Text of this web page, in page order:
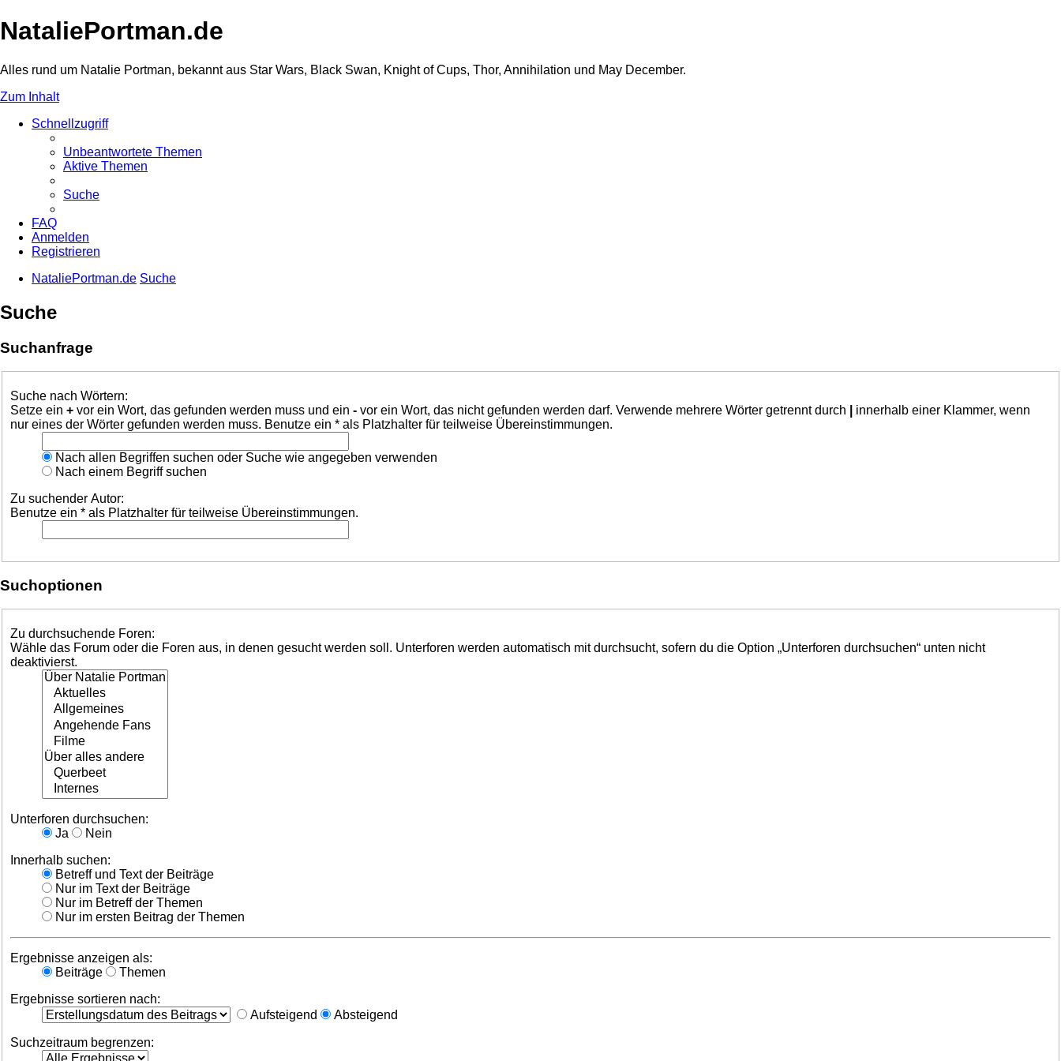
NataliePortman.de
Alles rund um Natalie Portman, bekannt aus Star Wars, Black Swan, Knight of Cups, Thor, Annihilation und May December.
Zum Inhalt
Schnellzugriff
Unbeantwortete Themen
Aktive Themen
Suche
FAQ
Anmelden
Registrieren
NataliePortman.de Suche
Suche
Suchanfrage
Suche nach Wörtern:
Setze ein + vor ein Wort, das gefunden werden muss und ein - vor ein Wort, das nicht gefunden werden darf. Verwende mehrere Wörter getrennt durch
innerhalb einer Klammer, wenn
nur eines der Wörter gefunden werden muss. Benutze ein * als Platzhalter für teilweise Übereinstimmungen.
Nach allen Begriffen suchen oder Suche wie angegeben verwenden
Nach einem Begriff suchen
Zu suchender Autor:
Benutze ein * als Platzhalter für teilweise Übereinstimmungen.
Suchoptionen
Zu durchsuchende Foren:
Wähle das Forum oder die Foren aus, in denen gesucht werden soll. Unterforen werden automatisch mit durchsucht, sofern du die Option „Unterforen durchsuchen“ unten nicht
deaktivierst.
Unterforen durchsuchen:
Ja
Nein
Innerhalb suchen:
Betreff und Text der Beiträge
Nur im Text der Beiträge
Nur im Betreff der Themen
Nur im ersten Beitrag der Themen
Ergebnisse anzeigen als:
Beiträge
Themen
Ergebnisse sortieren nach:
Aufsteigend
Absteigend
Suchzeitraum begrenzen: